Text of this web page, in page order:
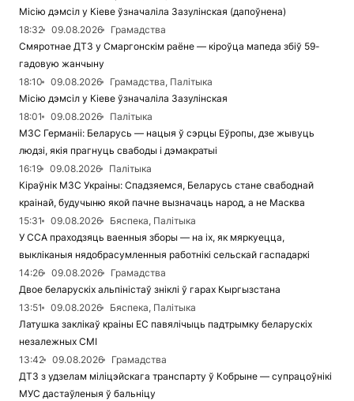
Місію дэмсіл у Кіеве ўзначаліла Зазулінская (дапоўнена)
18:32
09.08.2026
Грамадства
Смяротнае ДТЗ у Смаргонскім раёне — кіроўца мапеда збіў 59-
гадовую жанчыну
18:10
09.08.2026
Грамадства, Палітыка
Місію дэмсіл у Кіеве ўзначаліла Зазулінская
18:01
09.08.2026
Палітыка
МЗС Германіі: Беларусь — нацыя ў сэрцы Еўропы, дзе жывуць
людзі, якія прагнуць свабоды і дэмакратыі
16:19
09.08.2026
Палітыка
Кіраўнік МЗС Украіны: Спадзяемся, Беларусь стане свабоднай
краінай, будучыню якой пачне вызначаць народ, а не Масква
15:31
09.08.2026
Бяспека, Палітыка
У ССА праходзяць ваенныя зборы — на іх, як мяркуецца,
выкліканыя нядобрасумленныя работнікі сельскай гаспадаркі
14:26
09.08.2026
Грамадства
Двое беларускіх альпіністаў зніклі ў гарах Кыргызстана
13:51
09.08.2026
Бяспека, Палітыка
Латушка заклікаў краіны ЕС павялічыць падтрымку беларускіх
незалежных СМІ
13:42
09.08.2026
Грамадства
ДТЗ з удзелам міліцэйскага транспарту ў Кобрыне — супрацоўнікі
МУС дастаўленыя ў бальніцу